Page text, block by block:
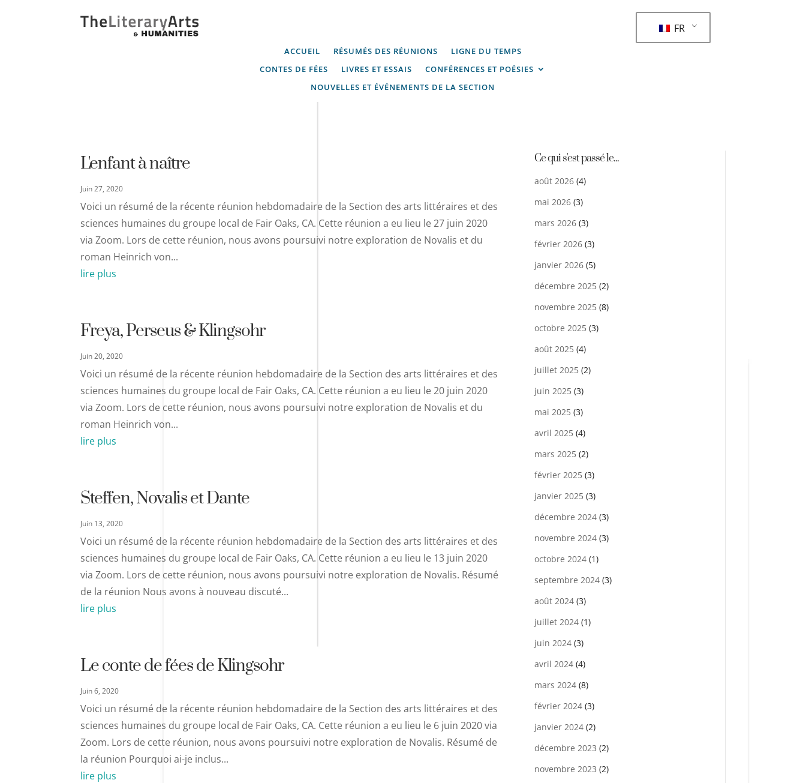
ACCUEIL RÉSUMÉS DES RÉUNIONS
LIGNE DU TEMPS
CONTES DE FÉES
LIVRES ET ESSAIS
CONFÉRENCES ET POÉSIES
NOUVELLES ET ÉVÉNEMENTS DE LA SECTION
FR
L'enfant à naître
Juin 27, 2020
Voici un résumé de la récente réunion hebdomadaire de la Section des arts littéraires et des
sciences humaines du groupe local de Fair Oaks, CA. Cette réunion a eu lieu le 27 juin 2020
via Zoom. Lors de cette réunion, nous avons poursuivi notre exploration de Novalis et du
roman Heinrich von...
lire plus
Freya, Perseus & Klingsohr
Juin 20, 2020
Voici un résumé de la récente réunion hebdomadaire de la Section des arts littéraires et des
sciences humaines du groupe local de Fair Oaks, CA. Cette réunion a eu lieu le 20 juin 2020
via Zoom. Lors de cette réunion, nous avons poursuivi notre exploration de Novalis et du
roman Heinrich von...
lire plus
Steffen, Novalis et Dante
Juin 13, 2020
Voici un résumé de la récente réunion hebdomadaire de la Section des arts littéraires et des
sciences humaines du groupe local de Fair Oaks, CA. Cette réunion a eu lieu le 13 juin 2020
via Zoom. Lors de cette réunion, nous avons poursuivi notre exploration de Novalis. Résumé
de la réunion Nous avons à nouveau discuté...
lire plus
Le conte de fées de Klingsohr
Juin 6, 2020
Voici un résumé de la récente réunion hebdomadaire de la Section des arts littéraires et des
sciences humaines du groupe local de Fair Oaks, CA. Cette réunion a eu lieu le 6 juin 2020 via
Zoom. Lors de cette réunion, nous avons poursuivi notre exploration de Novalis. Résumé de
la réunion Pourquoi ai-je inclus...
lire plus
Ce qui s'est passé le...
août 2026(4)
mai 2026(3)
mars 2026(3)
février 2026(3)
janvier 2026(5)
décembre 2025(2)
novembre 2025(8)
octobre 2025(3)
août 2025(4)
juillet 2025(2)
juin 2025(3)
mai 2025(3)
avril 2025(4)
mars 2025(2)
février 2025(3)
janvier 2025(3)
décembre 2024(3)
novembre 2024(3)
octobre 2024(1)
septembre 2024(3)
août 2024(3)
juillet 2024(1)
juin 2024(3)
avril 2024(4)
mars 2024(8)
février 2024(3)
janvier 2024(2)
décembre 2023 (2)
novembre 2023 (2)